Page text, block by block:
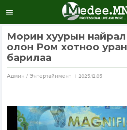
Морин хуурын найрал
олон Ром хотноо уран
барилаа
Aдмин / Энтертайнмент 2025.12.05